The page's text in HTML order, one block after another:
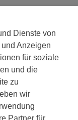
Dienste von
Anzeigen
für soziale
und die
zu
wir
Franchise
Fulfillment
Nachhaltigkeit